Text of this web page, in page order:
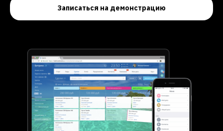
Записаться на демонстрацию